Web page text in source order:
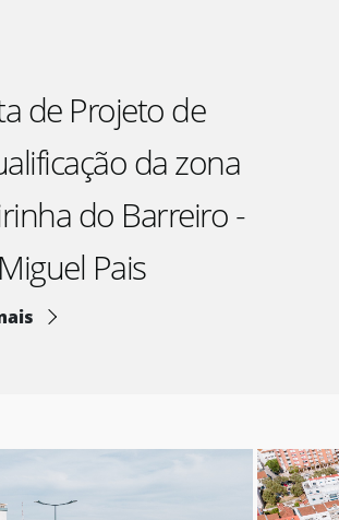
de Projeto de
da zona
do Barreiro -
Pais